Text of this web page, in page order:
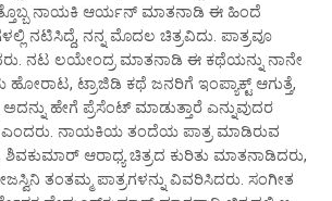
ನಾಯಕಿ ಆರ್ಯನ್ ಮಾತನಾಡಿ ಈ ಹಿಂದೆ
ನಟಿಸಿದ್ದೆ, ನನ್ನ ಮೊದಲ ಚಿತ್ರವಿದು. ಪಾತ್ರವೂ
ನಟ ಲಯೇಂದ್ರ ಮಾತನಾಡಿ ಈ ಕಥೆಯನ್ನು ನಾನೇ
ಟ್ರಾಜಿಡಿ ಕಥೆ ಜನರಿಗೆ ಇಂಪ್ಯಾಕ್ಟ್ ಆಗುತ್ತೆ,
ಅದನ್ನು ಹೇಗೆ ಪ್ರೆಸೆಂಟ್ ಮಾಡುತ್ತಾರೆ ಎನ್ನುವುದರ
ನಾಯಕಿಯ ತಂದೆಯ ಪಾತ್ರ ಮಾಡಿರುವ
ಆರಾಧ್ಯ ಚಿತ್ರದ ಕುರಿತು ಮಾತನಾಡಿದರು,
ತಂತಮ್ಮ ಪಾತ್ರಗಳನ್ನು ವಿವರಿಸಿದರು. ಸಂಗೀತ